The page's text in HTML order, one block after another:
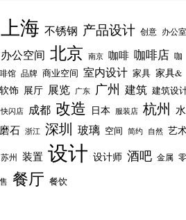
上海 不锈钢 产品设计 创意 办公室
办公空间 北京 南京 咖啡 咖啡店 咖
馆 品牌 商业空间 室内设计 家具 家具&
饰 展厅 展览 广东 广州 建筑 建筑设
快闪店 成都 改造 日本 服装店 杭州 水
石 浙江 深圳 玻璃 空间 简约 自然 艺
苏州 装置 设计 设计师 酒吧 金属 零
餐厅 餐饮